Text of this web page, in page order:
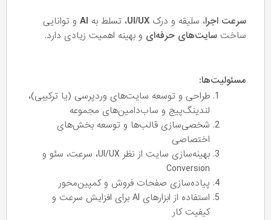
سرعت اجرا، سلیقه و درک UI/UX، تسلط به AI و توانایی
ساخت سایت‌های حرفه‌ای و بهینه اهمیت زیادی دارد.
مسئولیت‌ها:
طراحی و توسعه سایت‌های وردپرسی (یا ترکیبی)،
لندینگ‌پیج و ساب‌دامین‌های مجموعه
شخصی‌سازی قالب‌ها و توسعه بخش‌های
اختصاصی
بهینه‌سازی سایت از نظر UI/UX، سرعت، سئو و
Conversion
پیاده‌سازی صفحات فروش و کمپین‌محور
استفاده از ابزارهای AI برای افزایش سرعت و
کیفیت کار